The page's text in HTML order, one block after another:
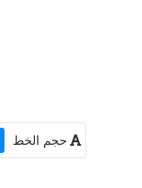
حجم الخط